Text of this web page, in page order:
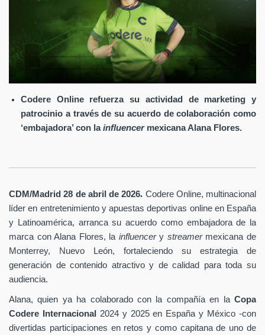
Codere Online refuerza su actividad de marketing y
patrocinio a través de su acuerdo de colaboración como
‘embajadora’ con lainfluencermexicana Alana Flores.
CDM/Madrid 28 de abril de 2026. Codere Online, multinacional
líder en entretenimiento y apuestas deportivas online en España
y Latinoamérica, arranca su acuerdo como embajadora de la
marca con Alana Flores, la influencery streamer mexicana de
Monterrey, Nuevo León, fortaleciendo su estrategia de
generación de contenido atractivo y de calidad para toda su
audiencia.
Alana, quien ya ha colaborado con la compañía en la Copa
Codere Internacional 2024 y 2025 en España y México -con
divertidas participaciones en retos y como capitana de uno de